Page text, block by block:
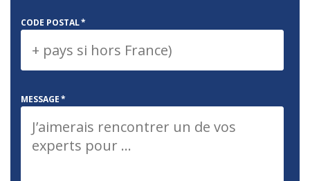
CODE POSTAL*
MESSAGE*